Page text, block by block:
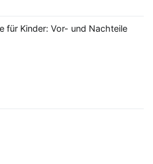
für Kinder: Vor- und Nachteile